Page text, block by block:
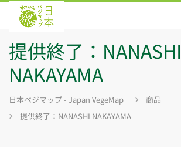
提供終了：NANASHI
NAKAYAMA
日本ベジマップ - Japan VegeMap
商品
提供終了：NANASHI NAKAYAMA